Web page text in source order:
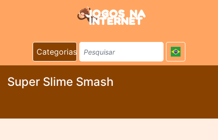
Categorias
Super Slime Smash